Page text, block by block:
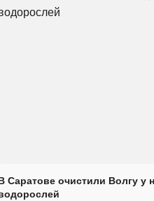
Саратове очистили Волгу у